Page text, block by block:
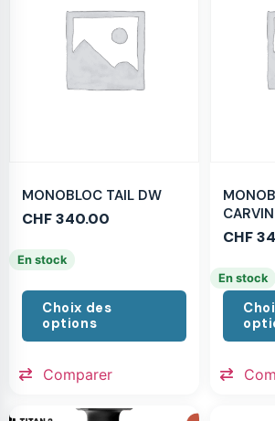
MONOBLOC TAIL DW
CHF340.00
En stock
Choix des
options
Comparer
CHF
En stock